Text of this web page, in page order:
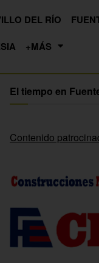
DEL RÍO
+MÁS
El tiempo en
Contenido